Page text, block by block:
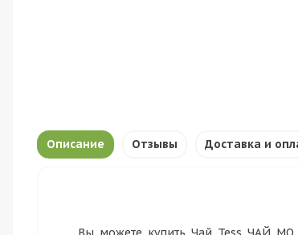
Описание Отзывы Доставка и